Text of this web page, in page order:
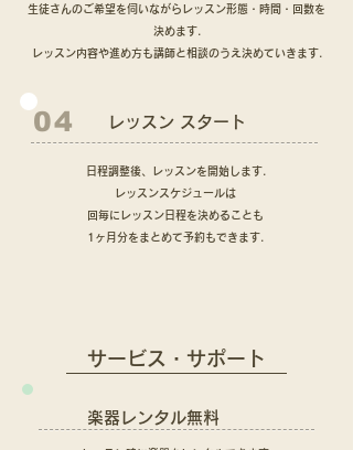
生徒さんのご希望を伺いながらレッスン形態・時間・回数を
決めます.
​レッスン内容や進め方も講師と相談のうえ決めていきます.
04 レッスン スタート
日程調整後、レッスンを開始します.
レッスンスケジュールは
回毎にレッスン日程を決めることも
1ヶ月分をまとめて予約もできます.
​サービス・サポート
​楽器レンタル無料